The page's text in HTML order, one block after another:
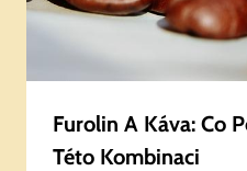
Furolin A Káva: Co
Této Kombinaci